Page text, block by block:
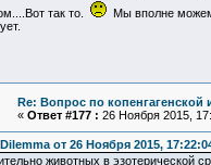
так то.
Мы вполне можем
Re: Вопрос по копенгагенской
« Ответ #177 : 26 Ноября 2015,
от 26 Ноября 2015,
животных в эзотерической